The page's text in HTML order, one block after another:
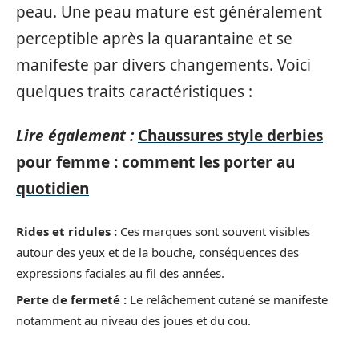
peau. Une peau mature est généralement
perceptible après la quarantaine et se
manifeste par divers changements. Voici
quelques traits caractéristiques :
Lire également : Chaussures style derbies
pour femme : comment les porter au
quotidien
Rides et ridules : Ces marques sont souvent visibles
autour des yeux et de la bouche, conséquences des
expressions faciales au fil des années.
Perte de fermeté : Le relâchement cutané se manifeste
notamment au niveau des joues et du cou.